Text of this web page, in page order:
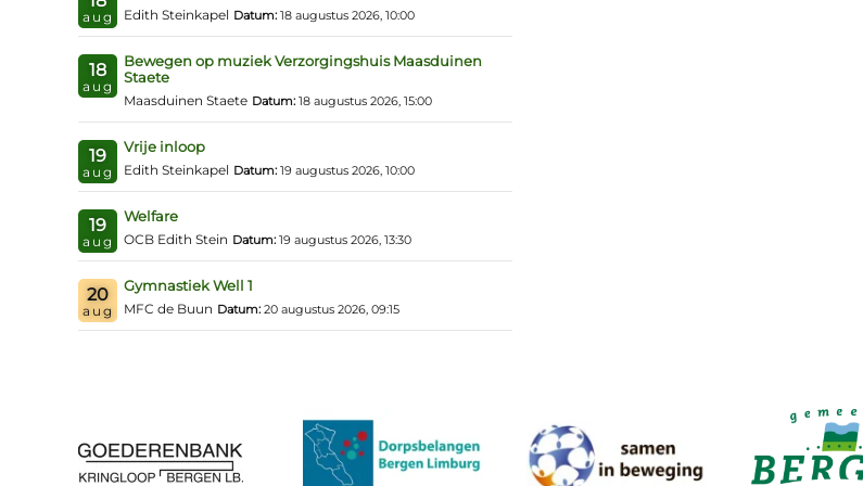
aug Edith Steinkapel Datum: 18 augustus 2026, 10:00
18
aug
Bewegen op muziek Verzorgingshuis Maasduinen
Staete
Maasduinen Staete Datum: 18 augustus 2026, 15:00
19
aug
Vrije inloop
Edith Steinkapel Datum: 19 augustus 2026, 10:00
19
aug
Welfare
OCB Edith Stein Datum: 19 augustus 2026, 13:30
20
aug
Gymnastiek Well 1
MFC de Buun Datum: 20 augustus 2026, 09:15